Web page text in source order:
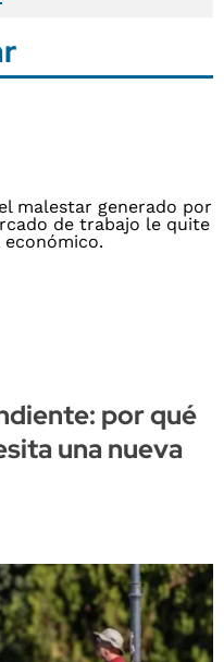
por qué
una nueva